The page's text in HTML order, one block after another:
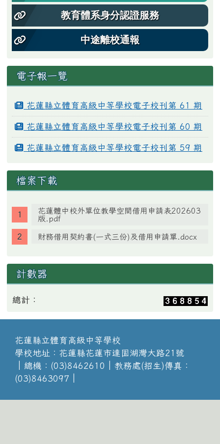
教育體系身分認證服務
中途離校通報
電子報一覽
花蓮縣立體育高級中等學校電子校刊第 61 期
花蓮縣立體育高級中等學校電子校刊第 60 期
花蓮縣立體育高級中等學校電子校刊第 59 期
檔案下載
花蓮體中校外單位教學空間借用申請表202603
版.pdf
財務借用契約書(一式三份)及借用申請單.docx
計數器
總計：
花蓮縣立體育高級中等學校
學校地址：花蓮縣花蓮市達固湖灣大路21號
│總機：(03)8462610│教務處(招生)傳真：
(03)8463097│